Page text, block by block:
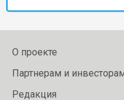
О проекте
Партнерам и
Редакция